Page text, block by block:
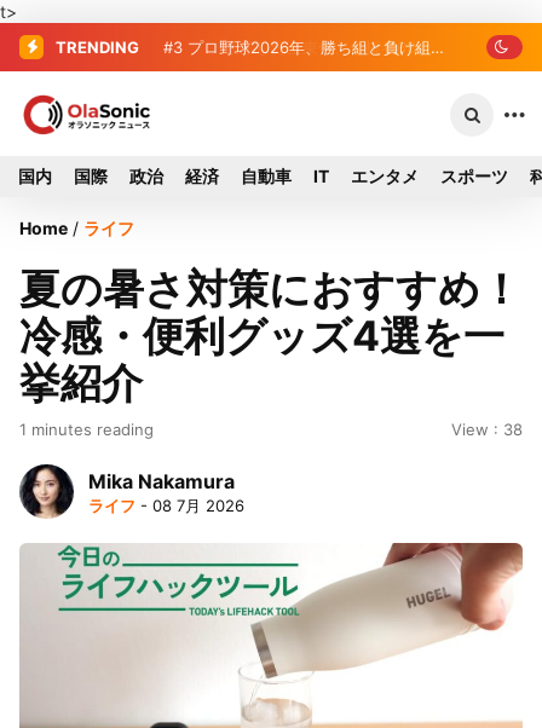
t>
TRENDING #2 破産した全東信、債権者63金融
#3 プロ野球2026年、勝ち組と負け組の
国内 国際 政治 経済 自動車 IT エンタメ スポーツ
Home / ライフ
夏の暑さ対策におすすめ！
冷感・便利グッズ4選を一
挙紹介
1 minutes reading View : 38
Mika Nakamura
ライフ - 08 7月 2026